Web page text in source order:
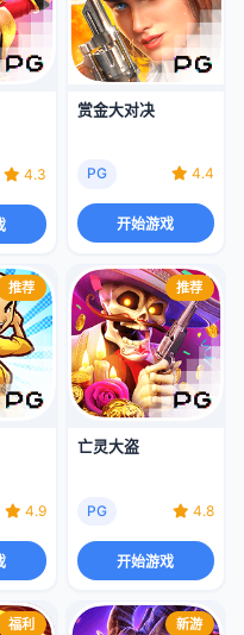
4.3
赏金大对决
PG 4.4
开始游戏
推荐
4.9
推荐
亡灵大盗
PG 4.8
开始游戏
福利 新游